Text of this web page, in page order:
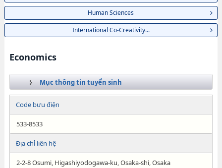
Human Sciences
International Co-Creativity...
Economics
Mục thông tin tuyển sinh
Code bưu điện
533-8533
Địa chỉ liên hệ
2-2-8 Osumi, Higashiyodogawa-ku, Osaka-shi, Osaka